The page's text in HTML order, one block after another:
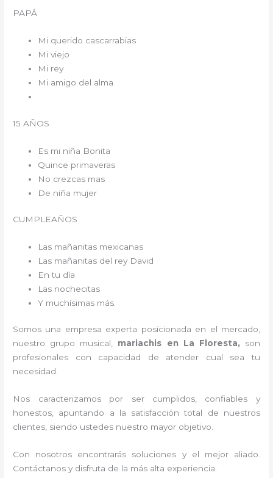
PAPÁ
Mi querido cascarrabias
Mi viejo
Mi rey
Mi amigo del alma
15 AÑOS
Es mi niña Bonita
Quince primaveras
No crezcas mas
De niña mujer
CUMPLEAÑOS
Las mañanitas mexicanas
Las mañanitas del rey David
En tu día
Las nochecitas
Y muchísimas más.
Somos una empresa experta posicionada en el mercado,
nuestro grupo musical, mariachis en La Floresta, son
profesionales con capacidad de atender cual sea tu
necesidad.
Nos caracterizamos por ser cumplidos, confiables y
honestos, apuntando a la satisfacción total de nuestros
clientes, siendo ustedes nuestro mayor objetivo.
Con nosotros encontrarás soluciones y el mejor aliado.
Contáctanos y disfruta de la más alta experiencia.